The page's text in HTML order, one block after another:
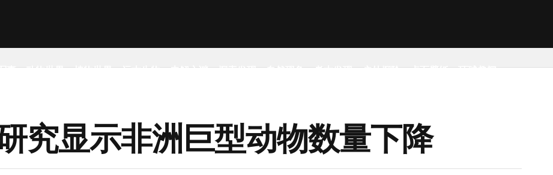
事 动物世界 植物世界 远古生物 未解之谜 探索发现 自然现象 考古发现 户外探险 桌面壁纸 环球趣闻
究显示非洲巨型动物数量下降